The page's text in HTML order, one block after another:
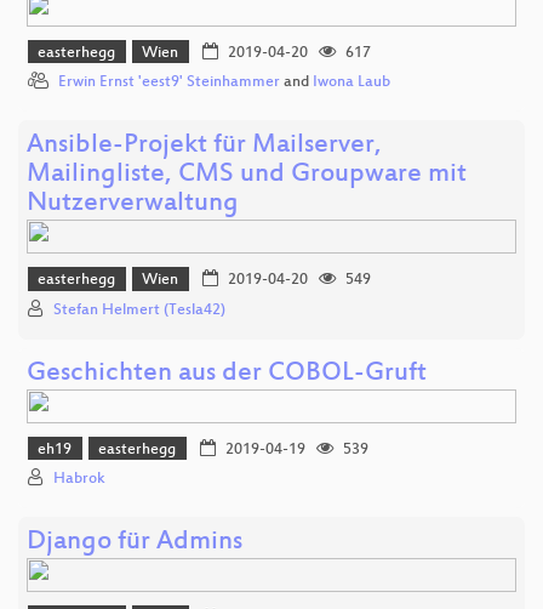
easterhegg Wien 2019-04-20
617
Erwin Ernst 'eest9' Steinhammer and Iwona Laub
Ansible-Projekt für Mailserver,
Mailingliste, CMS und Groupware mit
Nutzerverwaltung
easterhegg Wien 2019-04-20
549
Stefan Helmert (Tesla42)
Geschichten aus der COBOL-Gruft
eh19 easterhegg 2019-04-19
539
Habrok
Django für Admins